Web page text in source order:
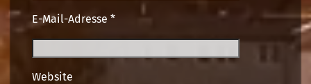
E-Mail-Adresse *
Website